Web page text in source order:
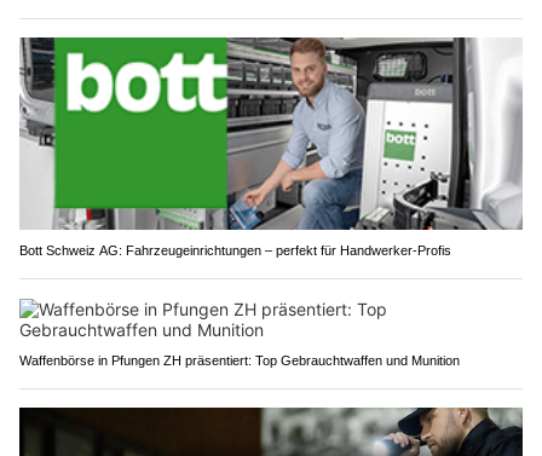
Bott Schweiz AG: Fahrzeugeinrichtungen – perfekt für Handwerker-Profis
Waffenbörse in Pfungen ZH präsentiert: Top Gebrauchtwaffen und Munition